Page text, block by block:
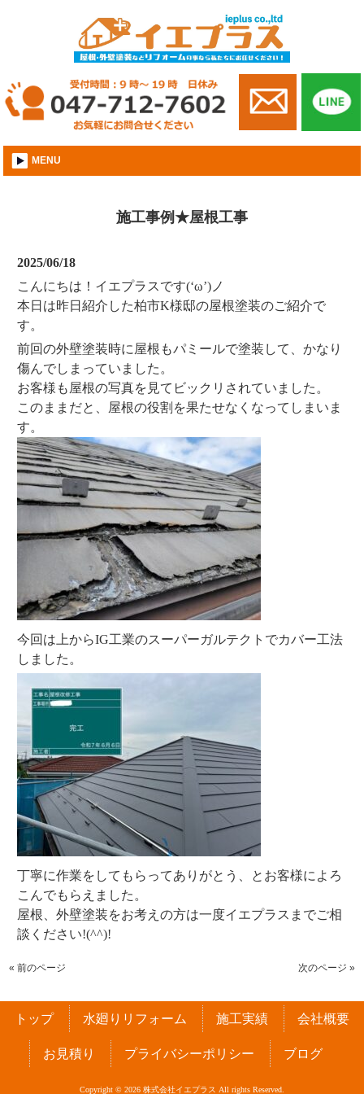
MENU
施工事例★屋根工事
2025/06/18
こんにちは！イエプラスです(‘ω’)ノ
本日は昨日紹介した柏市K様邸の屋根塗装のご紹介で
す。
前回の外壁塗装時に屋根もパミールで塗装して、かなり
傷んでしまっていました。
お客様も屋根の写真を見てビックリされていました。
このままだと、屋根の役割を果たせなくなってしまいま
す。
今回は上からIG工業のスーパーガルテクトでカバー工法
しました。
丁寧に作業をしてもらってありがとう、とお客様によろ
こんでもらえました。
屋根、外壁塗装をお考えの方は一度イエプラスまでご相
談ください!(^^)!
« 前のページ 次のページ »
トップ 水廻りリフォーム 施工実績 会社概要
お見積り プライバシーポリシー ブログ
Copyright © 2026 株式会社イエプラス All rights Reserved.